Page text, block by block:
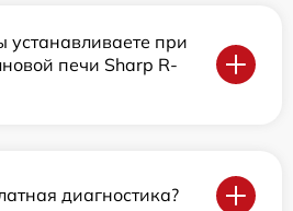
устанавливаете при
печи Sharp R-
диагностика?